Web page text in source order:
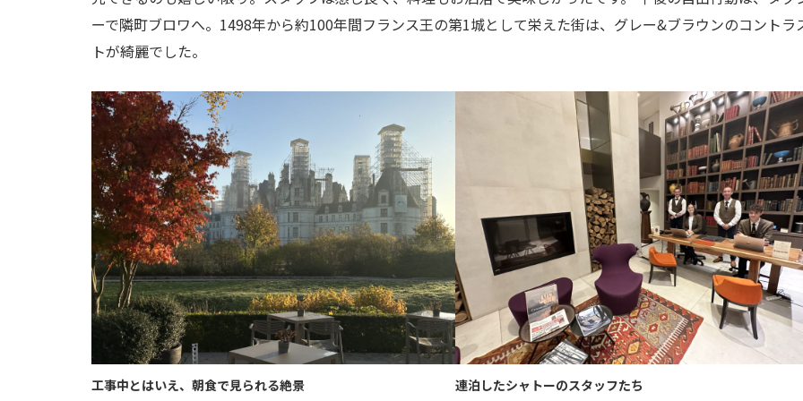
ーで隣町ブロワへ。1498年から約100年間フランス王の第1城として栄えた街は、グレー&ブラウンのコントラ
トが綺麗でした。
工事中とはいえ、朝食で見られる絶景 連泊したシャトーのスタッフたち